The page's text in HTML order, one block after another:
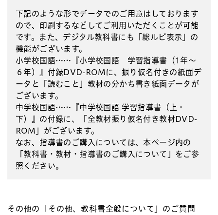
下記のような形でデータでのご用意はしております
ので、印刷するなどしてご利用いただくことが可能
です。また、デジタル教科書にも「総ルビ表示」の
機能がございます。
小学校国語……『小学校国語 学習指導書（1年～
６年）』付録DVD-ROMに、振り仮名付きの紙面デ
ータと「読むこと」教材の分かち書き紙面データが
ございます。
中学校国語……『中学校国語 学習指導書（上・
下）』の付録に、「全教材振り仮名付き教材DVD-
ROM」がございます。
なお、指導書のご購入については、本ページ内の
「教科書・教材・指導書のご購入について」をご参
照ください。
その他の「その他、教科書全般について」のご質問